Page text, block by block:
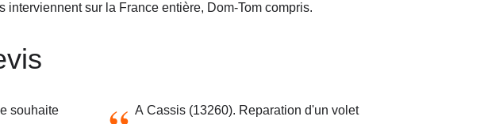
sur la France entière, Dom-Tom compris.
souhaite
A Cassis (13260). Reparation d'un volet